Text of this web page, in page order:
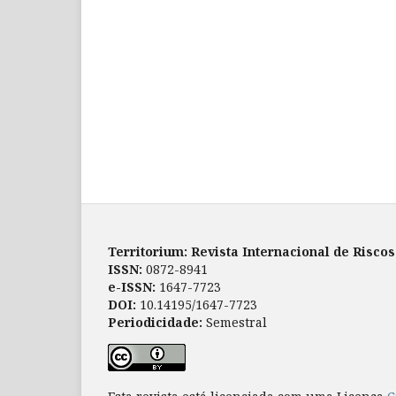
Territorium: Revista Internacional de
ISSN: 0872-8941
e-ISSN: 1647-7723
DOI: 10.14195/1647-7723
Periodicidade: Semestral